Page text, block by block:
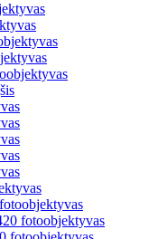
fotoobjektyvas